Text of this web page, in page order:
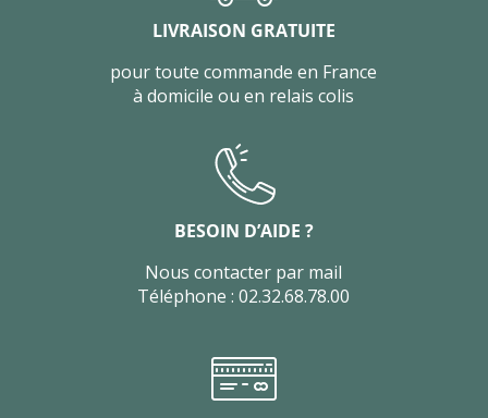
LIVRAISON GRATUITE
pour toute commande en France
à domicile ou en relais colis
BESOIN D’AIDE ?
Nous contacter par mail
Téléphone : 02.32.68.78.00